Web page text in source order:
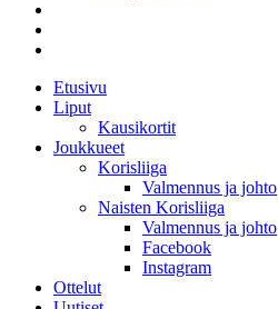
Etusivu
Liput
Kausikortit
Joukkueet
Korisliiga
Valmennus ja johto
Naisten Korisliiga
Valmennus ja johto
Facebook
Instagram
Ottelut